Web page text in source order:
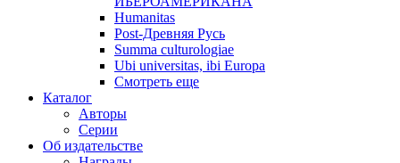
Humanitas
Post-Древняя Русь
Summa culturologiae
Ubi universitas, ibi Europa
Смотреть еще
Каталог
Авторы
Серии
Об издательстве